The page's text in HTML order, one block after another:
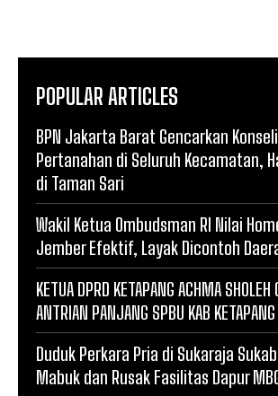
POPULAR ARTICLES
BPN Jakarta Barat Gencarkan
Pertanahan di Seluruh Kecamatan,
di Taman Sari
Wakil Ketua Ombudsman RI Nilai
Jember Efektif, Layak Dicontoh
KETUA DPRD KETAPANG ACHMA SHOLEH
ANTRIAN PANJANG SPBU KAB KETAPANG
Duduk Perkara Pria di Sukaraja
Mabuk dan Rusak Fasilitas Dapur